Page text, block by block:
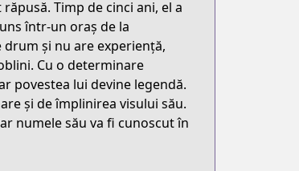
Timp de cinci ani, el a
într-un oraș de la
drum și nu are experiență,
Cu o determinare
povestea lui devine legendă.
și de împlinirea visului său.
numele său va fi cunoscut în